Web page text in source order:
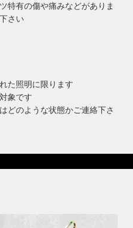
特有の傷や痛みなどがありま
さい
た照明に限ります
象です
どのような状態かご連絡下さ